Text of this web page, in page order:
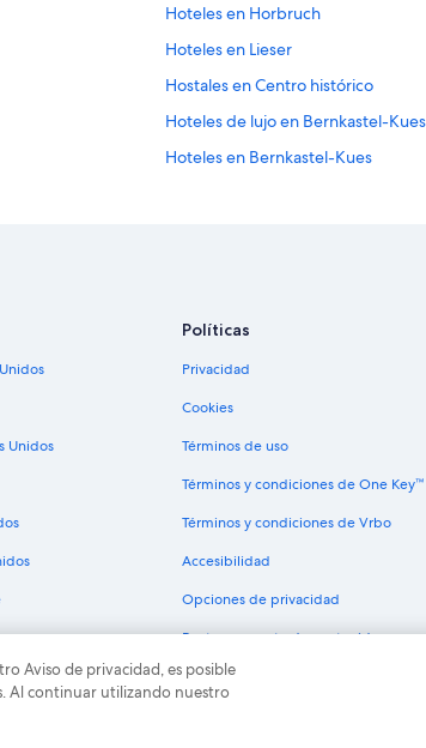
Hoteles en Horbruch
Hoteles en Lieser
Hostales en Centro histórico
Hoteles de lujo en Bernkastel-Kues
Hoteles en Bernkastel-Kues
Hoteles en Rapperath
Casas de huéspedes en Idar-
Hoteles de Independent en Idar-
Hoteles de Flair en Kleinich
Casas de huéspedes en Klüsserath
Hoteles en Oberhambach
Hoteles cerca de Museo de
Unidos
Políticas
Privacidad
Cookies
Términos de uso
Términos y condiciones de One Key™
Términos y condiciones de Vrbo
Accesibilidad
Opciones de privacidad
Pautas y reporte de contenido
Expedia y el logo de Expedia son marcas
Aviso de privacidad, es posible
Al continuar utilizando nuestro